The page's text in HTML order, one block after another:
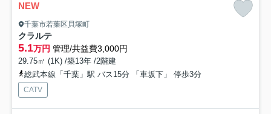
NEW
千葉市若葉区貝塚町
クラルテ
5.1万円 管理/共益費3,000円
29.75㎡ (1K) /築13年 /2階建
総武本線「千葉」駅 バス15分 「車坂下」 停歩3分
CATV